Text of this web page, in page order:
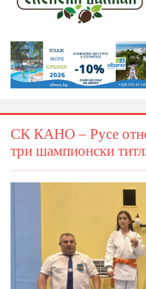
СК КАНО – Русе
три шампионски